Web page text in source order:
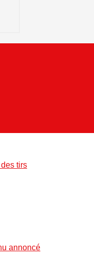
tirs
annoncé